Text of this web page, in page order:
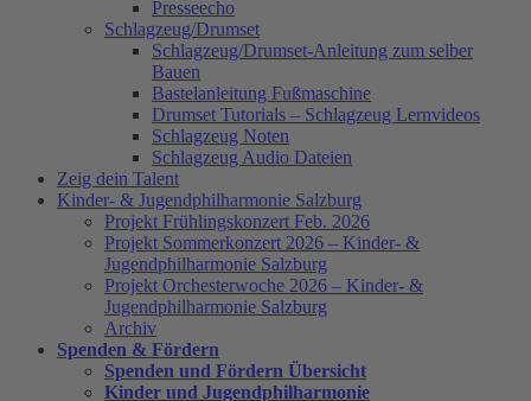
Presseecho
Schlagzeug/Drumset
Schlagzeug/Drumset-Anleitung zum selber
Bauen
Bastelanleitung Fußmaschine
Drumset Tutorials – Schlagzeug Lernvideos
Schlagzeug Noten
Schlagzeug Audio Dateien
Zeig dein Talent
Kinder- & Jugendphilharmonie Salzburg
Projekt Frühlingskonzert Feb. 2026
Projekt Sommerkonzert 2026 – Kinder- &
Jugendphilharmonie Salzburg
Projekt Orchesterwoche 2026 – Kinder- &
Jugendphilharmonie Salzburg
Archiv
Spenden & Fördern
Spenden und Fördern Übersicht
Kinder und Jugendphilharmonie